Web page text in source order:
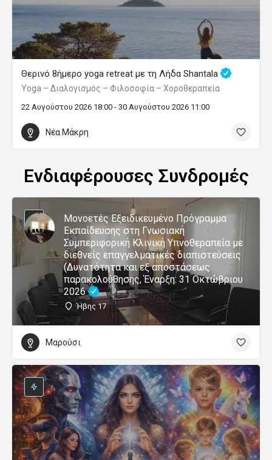
Θερινό 8ήμερο yoga retreat με τη Λήδα Shantala
Yoga – Διαλογισμός – Φιλοσοφία – Χοροθεραπεία
22 Αυγούστου 2026 18:00 - 30 Αυγούστου 2026 11:00
Νέα Μάκρη
Ενδιαφέρουσες Συνδρομές
Μονοετές Εξειδικευμένο Πρόγραμμα
Εκπαίδευσης στη Γνωσιακή
Συμπεριφορική Κλινική Υπνοθεραπεία με
διεθνείς επαγγελματικές διαπιστεύσεις
(Δυνατότητα και εξ αποστάσεως
παρακολούθησης, Έναρξη: 31 Οκτώβριου
2026
Ήβης 17
Μαρούσι